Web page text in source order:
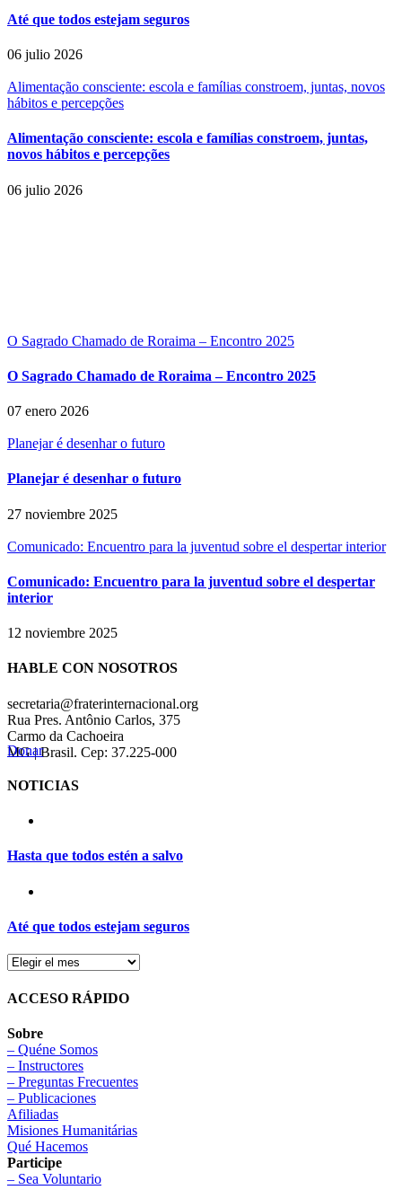
Até que todos estejam seguros
06 julio 2026
Alimentação consciente: escola e famílias constroem, juntas, novos
hábitos e percepções
Alimentação consciente: escola e famílias constroem, juntas,
novos hábitos e percepções
06 julio 2026
O Sagrado Chamado de Roraima – Encontro 2025
O Sagrado Chamado de Roraima – Encontro 2025
07 enero 2026
Planejar é desenhar o futuro
Planejar é desenhar o futuro
27 noviembre 2025
Comunicado: Encuentro para la juventud sobre el despertar interior
Comunicado: Encuentro para la juventud sobre el despertar
interior
12 noviembre 2025
HABLE CON NOSOTROS
secretaria@fraterinternacional.org
Rua Pres. Antônio Carlos, 375
Carmo da Cachoeira
MG | Brasil. Cep: 37.225-000
Donar
NOTICIAS
Hasta que todos estén a salvo
Até que todos estejam seguros
ACCESO RÁPIDO
Sobre
– Quéne Somos
– Instructores
– Preguntas Frecuentes
– Publicaciones
Afiliadas
Misiones Humanitárias
Qué Hacemos
Participe
– Sea Voluntario